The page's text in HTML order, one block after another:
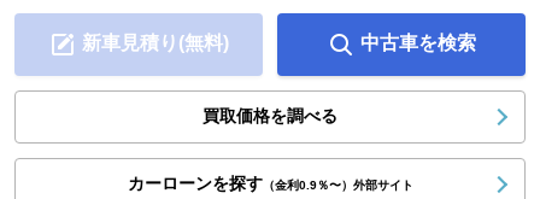
新車見積り(無料) 中古車を検索
買取価格を調べる
カーローンを探す（金利0.9％〜）外部サイト